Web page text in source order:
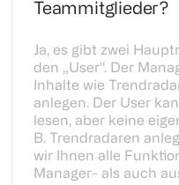
Teammitglieder?
Ja, es gibt zwei
den „User“. Der
Inhalte wie
anlegen. Der User
lesen, aber keine
B. Trendradaren
wir Ihnen alle
Manager- als auch